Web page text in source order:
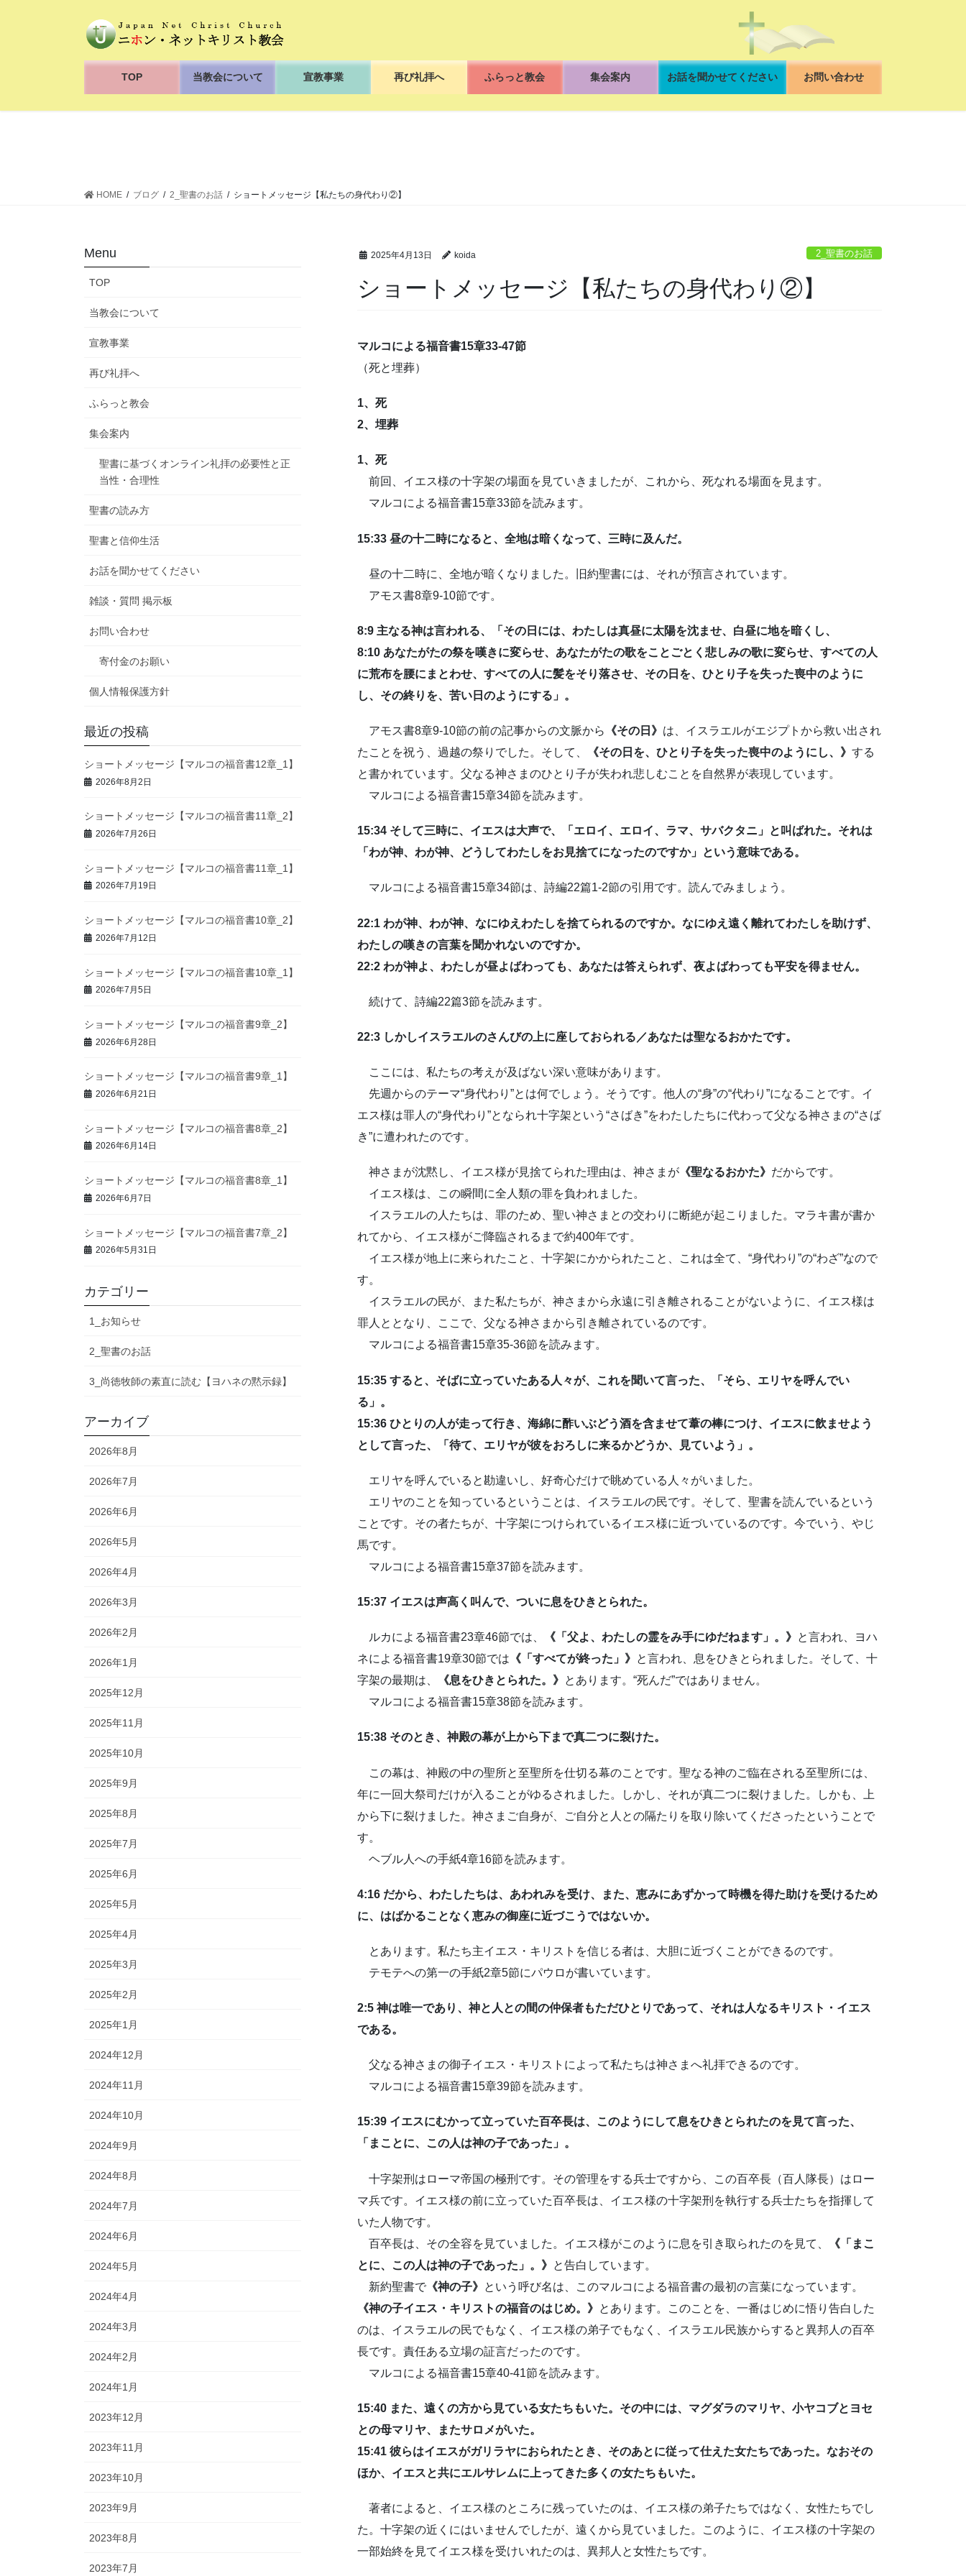
ス
ン
TOP 当教会について 宣教事業 再び礼拝へ ふらっと教会 集会案内 お話を聞かせてください お問い合わせ
HOME ブログ 2_聖書のお話 ショートメッセージ【私たちの身代わり②】
2025年4月13日 koida 2_聖書のお話
ショートメッセージ【私たちの身代わり②】
マルコによる福音書15章33-47節
（死と埋葬）
1、死
2、埋葬
1、死
前回、イエス様の十字架の場面を見ていきましたが、これから、死なれる場面を見ます。
マルコによる福音書15章33節を読みます。
15:33 昼の十二時になると、全地は暗くなって、三時に及んだ。
昼の十二時に、全地が暗くなりました。旧約聖書には、それが預言されています。
アモス書8章9-10節です。
8:9 主なる神は言われる、「その日には、わたしは真昼に太陽を沈ませ、白昼に地を暗くし、
8:10 あなたがたの祭を嘆きに変らせ、あなたがたの歌をことごとく悲しみの歌に変らせ、すべての人
に荒布を腰にまとわせ、すべての人に髪をそり落させ、その日を、ひとり子を失った喪中のように
し、その終りを、苦い日のようにする」。
アモス書8章9-10節の前の記事からの文脈から 《その日》 は、イスラエルがエジプトから救い出され
たことを祝う、過越の祭りでした。そして、
《その日を、ひとり子を失った喪中のようにし、》 する
と書かれています。父なる神さまのひとり子が失われ悲しむことを自然界が表現しています。
マルコによる福音書15章34節を読みます。
15:34 そして三時に、イエスは大声で、「エロイ、エロイ、ラマ、サバクタニ」と叫ばれた。それは
「わが神、わが神、どうしてわたしをお見捨てになったのですか」という意味である。
マルコによる福音書15章34節は、詩編22篇1-2節の引用です。読んでみましょう。
22:1 わが神、わが神、なにゆえわたしを捨てられるのですか。なにゆえ遠く離れてわたしを助けず、
わたしの嘆きの言葉を聞かれないのですか。
22:2 わが神よ、わたしが昼よばわっても、あなたは答えられず、夜よばわっても平安を得ません。
続けて、詩編22篇3節を読みます。
22:3 しかしイスラエルのさんびの上に座しておられる／あなたは聖なるおかたです。
ここには、私たちの考えが及ばない深い意味があります。
先週からのテーマ“身代わり”とは何でしょう。そうです。他人の“身”の“代わり”になることです。イ
エス様は罪人の“身代わり”となられ十字架という“さばき”をわたしたちに代わって父なる神さまの“さば
き”に遭われたのです。
神さまが沈黙し、イエス様が見捨てられた理由は、神さまが 《聖なるおかた》 だからです。
イエス様は、この瞬間に全人類の罪を負われました。
イスラエルの人たちは、罪のため、聖い神さまとの交わりに断絶が起こりました。マラキ書が書か
れてから、イエス様がご降臨されるまで約400年です。
イエス様が地上に来られたこと、十字架にかかられたこと、これは全て、“身代わり”の“わざ”なので
す。
イスラエルの民が、また私たちが、神さまから永遠に引き離されることがないように、イエス様は
罪人ととなり、ここで、父なる神さまから引き離されているのです。
マルコによる福音書15章35-36節を読みます。
15:35 すると、そばに立っていたある人々が、これを聞いて言った、「そら、エリヤを呼んでい
る」。
15:36 ひとりの人が走って行き、海綿に酢いぶどう酒を含ませて葦の棒につけ、イエスに飲ませよう
として言った、「待て、エリヤが彼をおろしに来るかどうか、見ていよう」。
エリヤを呼んでいると勘違いし、好奇心だけで眺めている人々がいました。
エリヤのことを知っているということは、イスラエルの民です。そして、聖書を読んでいるという
ことです。その者たちが、十字架につけられているイエス様に近づいているのです。今でいう、やじ
馬です。
マルコによる福音書15章37節を読みます。
15:37 イエスは声高く叫んで、ついに息をひきとられた。
ルカによる福音書23章46節では、 《「父よ、わたしの霊をみ手にゆだねます」。》 と言われ、ヨハ
ネによる福音書19章30節では 《「すべてが終った」》 と言われ、息をひきとられました。そして、十
字架の最期は、
《息をひきとられた。》 とあります。“死んだ”ではありません。
マルコによる福音書15章38節を読みます。
15:38 そのとき、神殿の幕が上から下まで真二つに裂けた。
この幕は、神殿の中の聖所と至聖所を仕切る幕のことです。聖なる神のご臨在される至聖所には、
年に一回大祭司だけが入ることがゆるされました。しかし、それが真二つに裂けました。しかも、上
から下に裂けました。神さまご自身が、ご自分と人との隔たりを取り除いてくださったということで
す。
ヘブル人への手紙4章16節を読みます。
4:16 だから、わたしたちは、あわれみを受け、また、恵みにあずかって時機を得た助けを受けるため
に、はばかることなく恵みの御座に近づこうではないか。
とあります。私たち主イエス・キリストを信じる者は、大胆に近づくことができるのです。
テモテへの第一の手紙2章5節にパウロが書いています。
2:5 神は唯一であり、神と人との間の仲保者もただひとりであって、それは人なるキリスト・イエス
である。
父なる神さまの御子イエス・キリストによって私たちは神さまへ礼拝できるのです。
マルコによる福音書15章39節を読みます。
15:39 イエスにむかって立っていた百卒長は、このようにして息をひきとられたのを見て言った、
「まことに、この人は神の子であった」。
十字架刑はローマ帝国の極刑です。その管理をする兵士ですから、この百卒長（百人隊長）はロー
マ兵です。イエス様の前に立っていた百卒長は、イエス様の十字架刑を執行する兵士たちを指揮して
いた人物です。
百卒長は、その全容を見ていました。イエス様がこのように息を引き取られたのを見て、
《「まこ
とに、この人は神の子であった」。》 と告白しています。
新約聖書で 《神の子》 という呼び名は、このマルコによる福音書の最初の言葉になっています。
《神の子イエス・キリストの福音のはじめ。》 とあります。このことを、一番はじめに悟り告白した
のは、イスラエルの民でもなく、イエス様の弟子でもなく、イスラエル民族からすると異邦人の百卒
長です。責任ある立場の証言だったのです。
マルコによる福音書15章40-41節を読みます。
15:40 また、遠くの方から見ている女たちもいた。その中には、マグダラのマリヤ、小ヤコブとヨセ
との母マリヤ、またサロメがいた。
15:41 彼らはイエスがガリラヤにおられたとき、そのあとに従って仕えた女たちであった。なおその
ほか、イエスと共にエルサレムに上ってきた多くの女たちもいた。
著者によると、イエス様のところに残っていたのは、イエス様の弟子たちではなく、女性たちでし
た。十字架の近くにはいませんでしたが、遠くから見ていました。このように、イエス様の十字架の
一部始終を見てイエス様を受けいれたのは、異邦人と女性たちです。
Menu
TOP
当教会について
宣教事業
再び礼拝へ
ふらっと教会
集会案内
聖書に基づくオンライン礼拝の必要性と正
当性・合理性
聖書の読み方
聖書と信仰生活
お話を聞かせてください
雑談・質問 掲示板
お問い合わせ
寄付金のお願い
個人情報保護方針
最近の投稿
ショートメッセージ【マルコの福音書12章_1】
2026年8月2日
ショートメッセージ【マルコの福音書11章_2】
2026年7月26日
ショートメッセージ【マルコの福音書11章_1】
2026年7月19日
ショートメッセージ【マルコの福音書10章_2】
2026年7月12日
ショートメッセージ【マルコの福音書10章_1】
2026年7月5日
ショートメッセージ【マルコの福音書9章_2】
2026年6月28日
ショートメッセージ【マルコの福音書9章_1】
2026年6月21日
ショートメッセージ【マルコの福音書8章_2】
2026年6月14日
ショートメッセージ【マルコの福音書8章_1】
2026年6月7日
ショートメッセージ【マルコの福音書7章_2】
2026年5月31日
カテゴリー
1_お知らせ
2_聖書のお話
3_尚徳牧師の素直に読む【ヨハネの黙示録】
アーカイブ
2026年8月
2026年7月
2026年6月
2026年5月
2026年4月
2026年3月
2026年2月
2026年1月
2025年12月
2025年11月
2025年10月
2025年9月
2025年8月
2025年7月
2025年6月
2025年5月
2025年4月
2025年3月
2025年2月
2025年1月
2024年12月
2024年11月
2024年10月
2024年9月
2024年8月
2024年7月
2024年6月
2024年5月
2024年4月
2024年3月
2024年2月
2024年1月
2023年12月
2023年11月
2023年10月
2023年9月
2023年8月
2023年7月